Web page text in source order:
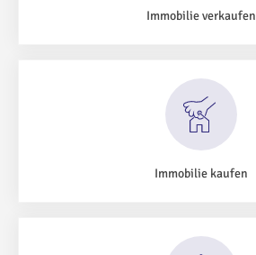
Immobilie verkaufen
Immobilie kaufen